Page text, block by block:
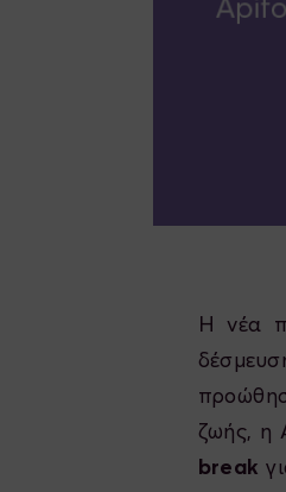
Η νέα
ζωής, η
break